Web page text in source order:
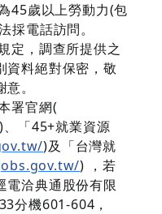
45歲以上勞動力(包
採電話訪問。
定，調查所提供之
資料絕對保密，敬
。
署官網(
)、「45+就業資源
)及「台灣就
) ，若
電洽典通股份有限
分機601-604，